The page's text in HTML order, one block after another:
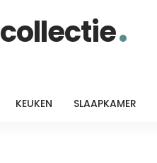
KEUKEN SLAAPKAMER